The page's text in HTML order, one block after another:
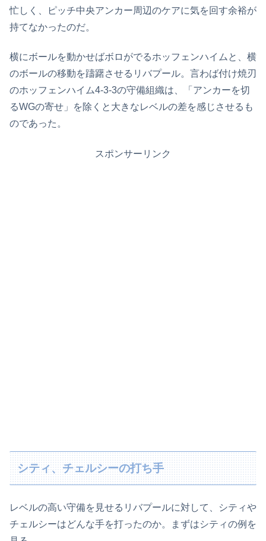
忙しく、ピッチ中央アンカー周辺のケアに気を回す余裕が
持てなかったのだ。
横にボールを動かせばボロがでるホッフェンハイムと、横
のボールの移動を躊躇させるリバプール。言わば付け焼刃
のホッフェンハイム4-3-3の守備組織は、「アンカーを切
るWGの寄せ」を除くと大きなレベルの差を感じさせるも
のであった。
スポンサーリンク
シティ、チェルシーの打ち手
レベルの高い守備を見せるリバプールに対して、シティや
チェルシーはどんな手を打ったのか。まずはシティの例を